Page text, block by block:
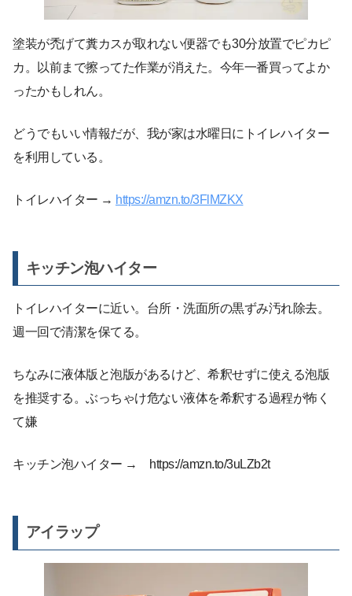
塗装が禿げて糞カスが取れない便器でも30分放置でピカピ
カ。以前まで擦ってた作業が消えた。今年一番買ってよか
ったかもしれん。
どうでもいい情報だが、我が家は水曜日にトイレハイター
を利用している。
トイレハイター → https://amzn.to/3FlMZKX
キッチン泡ハイター
トイレハイターに近い。台所・洗面所の黒ずみ汚れ除去。
週一回で清潔を保てる。
ちなみに液体版と泡版があるけど、希釈せずに使える泡版
を推奨する。ぶっちゃけ危ない液体を希釈する過程が怖く
て嫌
キッチン泡ハイター → https://amzn.to/3uLZb2t
アイラップ